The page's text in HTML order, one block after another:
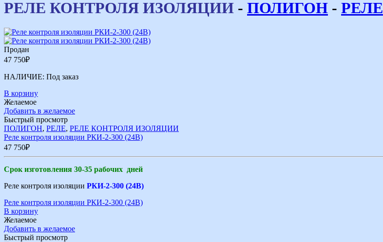
РЕЛЕ КОНТРОЛЯ ИЗОЛЯЦИИ - ПОЛИГОН - РЕЛЕ
Продан
47 750₽
НАЛИЧИЕ: Под заказ
В корзину
Желаемое
Добавить в желаемое
Быстрый просмотр
ПОЛИГОН, РЕЛЕ, РЕЛЕ КОНТРОЛЯ ИЗОЛЯЦИИ
Реле контроля изоляции РКИ-2-300 (24В)
47 750₽
Срок изготовления 30-35 рабочих дней
Реле контроля изоляции РКИ-2-300 (24В)
Реле контроля изоляции РКИ-2-300 (24В)
В корзину
Желаемое
Добавить в желаемое
Быстрый просмотр